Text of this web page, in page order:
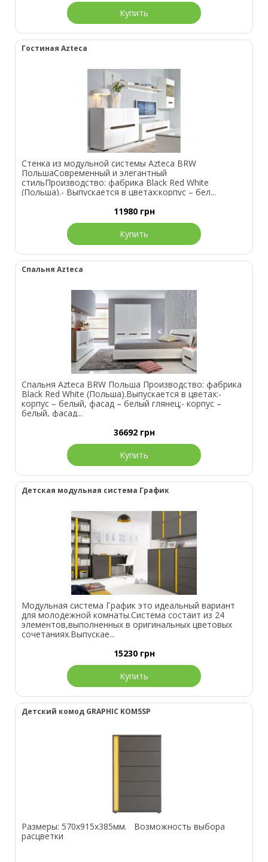
Купить
Гостиная Azteca
Стенка из модульной системы Azteca BRW
ПольшаСовременный и элегантный
стильПроизводство: фабрика Black Red White
(Польша).- Выпускается в цветах:корпус – бел...
11980 грн
Купить
Спальня Azteca
Спальня Azteca BRW Польша Производство: фабрика
Black Red White (Польша).Выпускается в цветах:-
корпус – белый, фасад – белый глянец;- корпус –
белый, фасад...
36692 грн
Купить
Детская модульная система График
Модульная система График это идеальный вариант
для молодежной комнаты.Система состаит из 24
элементов,выполненных в оригинальных цветовых
сочетаниях.Выпускае...
15230 грн
Купить
Детский комод GRAPHIC KOM5SP
Размеры: 570х915х385мм. Возможность выбора
расцветки